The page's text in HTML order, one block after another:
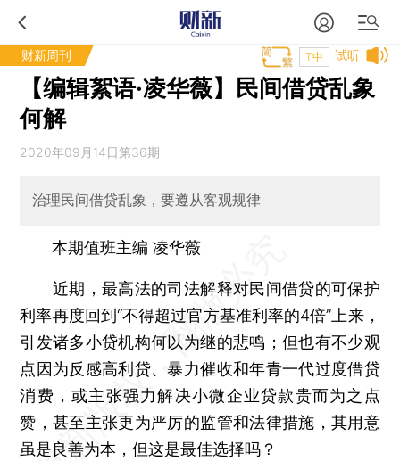
财新周刊 试听
T中
【编辑絮语·凌华薇】民间借贷乱象
何解
2020年09月14日第36期
治理民间借贷乱象，要遵从客观规律
本期值班主编 凌华薇
近期，最高法的司法解释对民间借贷的可保护
利率再度回到“不得超过官方基准利率的4倍”上来，
引发诸多小贷机构何以为继的悲鸣；但也有不少观
点因为反感高利贷、暴力催收和年青一代过度借贷
消费，或主张强力解决小微企业贷款贵而为之点
赞，甚至主张更为严厉的监管和法律措施，其用意
虽是良善为本，但这是最佳选择吗？